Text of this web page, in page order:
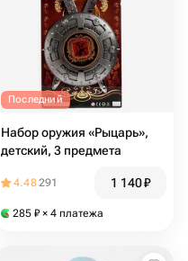
Последний
Набор оружия «Рыцарь»,
детский, 3 предмета
4.48291 1 140₽
285 ₽ × 4 платежа